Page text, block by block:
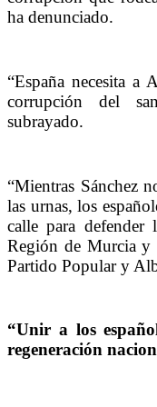
ha denunciado.
“España necesita a
corrupción del
subrayado.
“Mientras Sánchez
las urnas, los
calle para
Región de Murcia y
Partido Popular y
“Unir a los
regeneración